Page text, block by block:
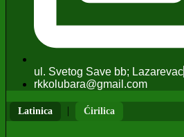
ul. Svetog Save bb; Lazarevac
rkkolubara@gmail.com
Latinica | Ćirilica